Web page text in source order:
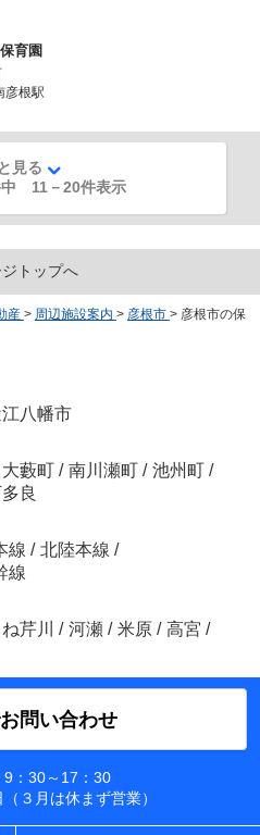
育園
彦根駅
見る
中 11 －20件表示
トップへ
産 > 周辺施設案内 > 彦根市 > 彦根市の保
八幡市
大藪町 / 南川瀬町 / 池州町 /
良
線 / 北陸本線 /
線
芹川 / 河瀬 / 米原 / 高宮 /
問い合わせ
9：30～17：30
３月は休まず営業）